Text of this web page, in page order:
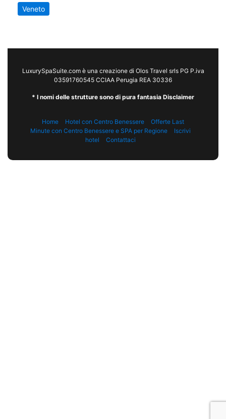
Veneto
LuxurySpaSuite.com è una creazione di Olos Travel srls PG P.iva
03591760545 CCIAA Perugia REA 30336
* I nomi delle strutture sono di pura fantasia Disclaimer
Home Hotel con Centro Benessere
Offerte Last
Minute con Centro Benessere e SPA per Regione
Iscrivi
hotel
Contattaci